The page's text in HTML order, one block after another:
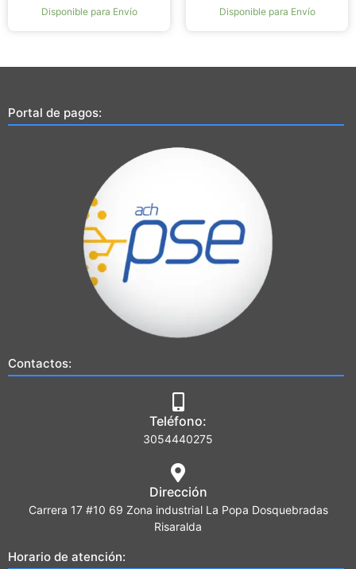
Disponible para Envío Disponible para Envío
Portal de pagos:
Contactos:
Teléfono:
3054440275
Dirección
Carrera 17 #10 69 Zona industrial La Popa Dosquebradas
Risaralda
Horario de atención: